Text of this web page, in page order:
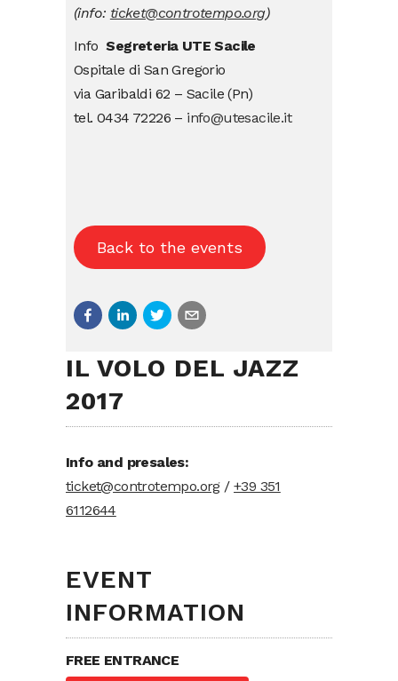
(info: ticket@controtempo.org)
InfoSegreteria UTE Sacile
Ospitale di San Gregorio
via Garibaldi 62 – Sacile (Pn)
tel. 0434 72226 – info@utesacile.it
Back to the events
IL VOLO DEL JAZZ
2017
Info and presales:
ticket@controtempo.org/+39 351
6112644
EVENT
INFORMATION
FREE ENTRANCE